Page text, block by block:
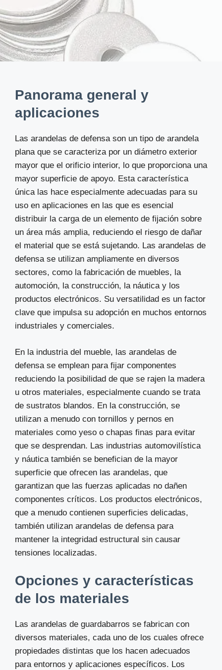
Panorama general y
aplicaciones
Las arandelas de defensa son un tipo de arandela
plana que se caracteriza por un diámetro exterior
mayor que el orificio interior, lo que proporciona una
mayor superficie de apoyo. Esta característica
única las hace especialmente adecuadas para su
uso en aplicaciones en las que es esencial
distribuir la carga de un elemento de fijación sobre
un área más amplia, reduciendo el riesgo de dañar
el material que se está sujetando. Las arandelas de
defensa se utilizan ampliamente en diversos
sectores, como la fabricación de muebles, la
automoción, la construcción, la náutica y los
productos electrónicos. Su versatilidad es un factor
clave que impulsa su adopción en muchos entornos
industriales y comerciales.
En la industria del mueble, las arandelas de
defensa se emplean para fijar componentes
reduciendo la posibilidad de que se rajen la madera
u otros materiales, especialmente cuando se trata
de sustratos blandos. En la construcción, se
utilizan a menudo con tornillos y pernos en
materiales como yeso o chapas finas para evitar
que se desprendan. Las industrias automovilística
y náutica también se benefician de la mayor
superficie que ofrecen las arandelas, que
garantizan que las fuerzas aplicadas no dañen
componentes críticos. Los productos electrónicos,
que a menudo contienen superficies delicadas,
también utilizan arandelas de defensa para
mantener la integridad estructural sin causar
tensiones localizadas.
Opciones y características
de los materiales
Las arandelas de guardabarros se fabrican con
diversos materiales, cada uno de los cuales ofrece
propiedades distintas que los hacen adecuados
para entornos y aplicaciones específicos. Los